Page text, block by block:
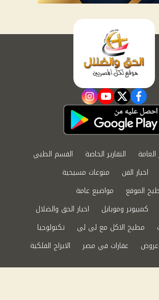
facebook
twitter
youtube
instagram
العامة التقارير الخاصة
القسم الطبي
اخبار الفن
منوعات مسيحية
الموقع
مواضيع عامة
كمبيوتر وموبايل
اخبار الحق والضلال
مطبخ الاكل مع لى لى
تكنولوجيا
عقارات في مصر
الابراج الفلكية